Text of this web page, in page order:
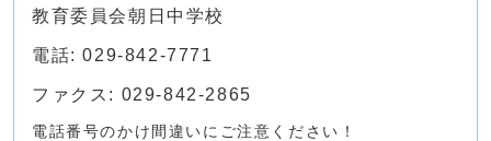
教育委員会朝日中学校
電話: 029-842-7771
ファクス: 029-842-2865
電話番号のかけ間違いにご注意ください！